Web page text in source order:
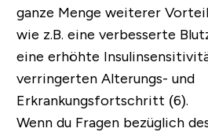
ganze Menge weiterer
wie z.B. eine verbesserte
eine erhöhte
verringerten Alterungs- und
Erkrankungsfortschritt (6).
Wenn du Fragen bezüglich